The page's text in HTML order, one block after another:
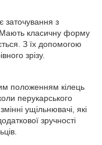
заточування з
класичну форму
З їх допомогою
зрізу.
положенням кілець
перукарського
ущільнювачі, які
зручності